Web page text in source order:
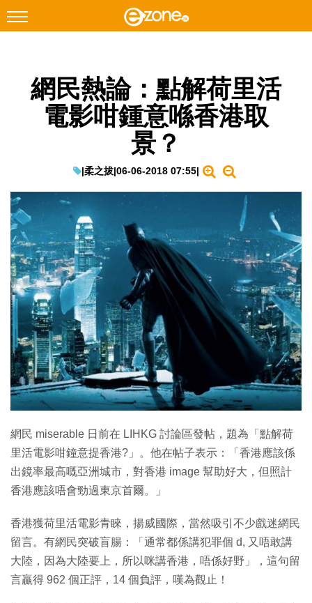
Facebook Instagram
科技焦點
教學評測
EduTech
IT Times
生成式AI與雲端應用
Enterprise Digital Transformation
特集
網民熱論：點解荷里活
電影咁鍾意喺香港取
景？
|柔之拔|06-06-2018 07:55|
網民 miserable 日前在 LIHKG 討論區發帖，題為「點解荷
里活電影咁鐘意提香港?」。他在帖子表示：「香港應該係
出鏡率最高嘅亞洲城市，對香港 image 幫助好大，但照計
香港應該唔會勁過東京首爾。」
香港獲荷里活電影青睞，揚威國際，當然吸引不少戲迷網民
留言。有網民突破盲腸：「通常都係講犯罪個 d, 又唔敢講
大陸，因為大陸要上，所以咪講香港，唔係好野」，這句留
言贏得 962 個正評，14 個負評，嘆為觀止！